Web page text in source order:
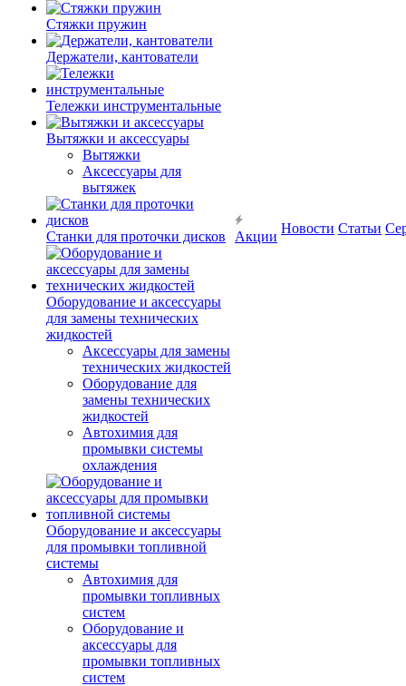
Стяжки пружин
Держатели, кантователи
Тележки инструментальные
Вытяжки и аксессуары
Вытяжки
Аксессуары для
вытяжек
Станки для проточки дисков
Оборудование и аксессуары
для замены технических
жидкостей
Аксессуары для замены
технических жидкостей
Оборудование для
замены технических
жидкостей
Автохимия для
промывки системы
охлаждения
Оборудование и аксессуары
для промывки топливной
системы
Автохимия для
промывки топливных
систем
Оборудование и
аксессуары для
промывки топливных
систем
Акции
Новости Статьи